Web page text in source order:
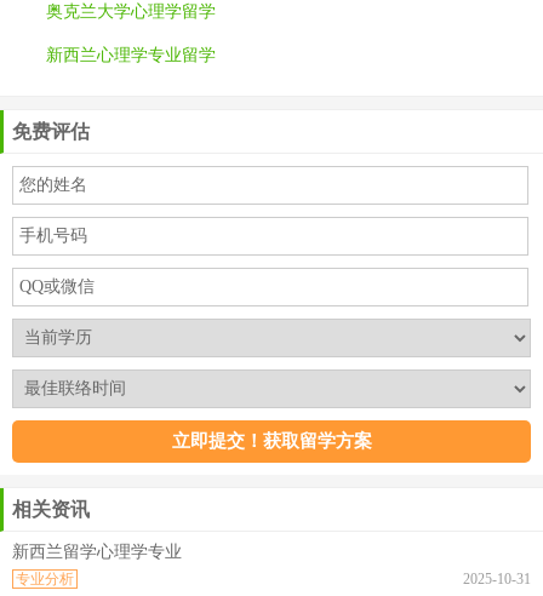
奥克兰大学心理学留学
新西兰心理学专业留学
免费评估
相关资讯
新西兰留学心理学专业
2025-10-31
专业分析